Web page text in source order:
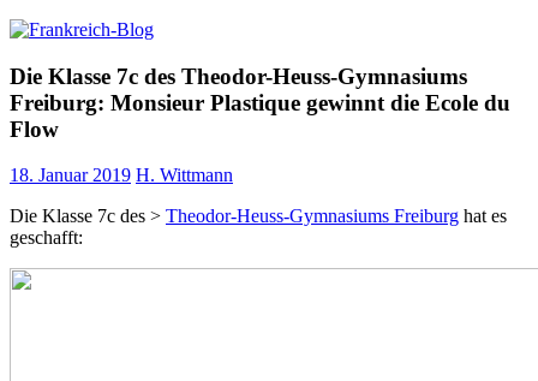
Die Klasse 7c des Theodor-Heuss-Gymnasiums
Freiburg: Monsieur Plastique gewinnt die Ecole du
Flow
18. Januar 2019 H. Wittmann
Die Klasse 7c des > Theodor-Heuss-Gymnasiums Freiburg hat es
geschafft: